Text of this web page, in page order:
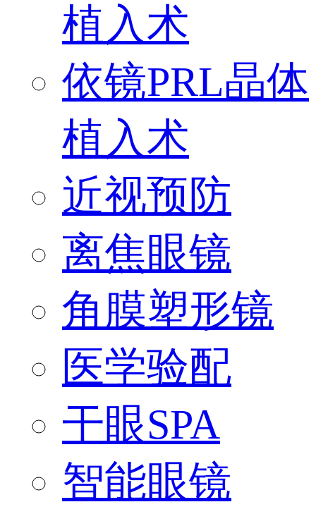
植入术
依镜PRL晶体
植入术
近视预防
离焦眼镜
角膜塑形镜
医学验配
干眼SPA
智能眼镜